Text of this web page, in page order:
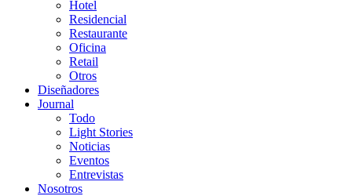
Hotel
Residencial
Restaurante
Oficina
Retail
Otros
Diseñadores
Journal
Todo
Light Stories
Noticias
Eventos
Entrevistas
Nosotros